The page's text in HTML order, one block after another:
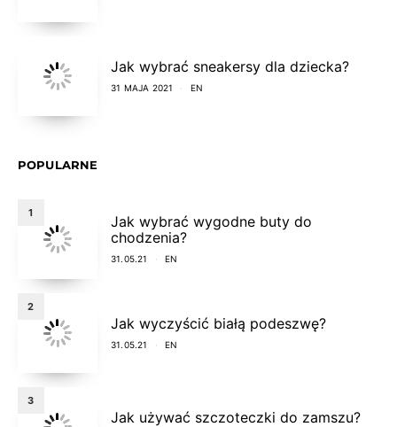
Jak wybrać sneakersy dla dziecka?
31 MAJA 2021 EN
POPULARNE
1
Jak wybrać wygodne buty do
chodzenia?
31.05.21 EN
2
Jak wyczyścić białą podeszwę?
31.05.21 EN
3
Jak używać szczoteczki do zamszu?